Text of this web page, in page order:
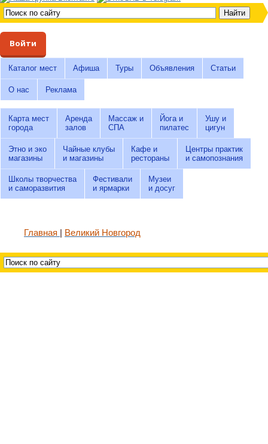
Войти
Каталог мест Афиша Туры Объявления Статьи
О нас Реклама
Карта мест
города
Аренда
залов
Массаж и
СПА
Йога и
пилатес
Ушу и
цигун
Этно и эко
магазины
Чайные клубы
и магазины
Кафе и
рестораны
Центры практик
и самопознания
Школы творчества
и саморазвития
Фестивали
и ярмарки
Музеи
и досуг
Главная Великий Новгород